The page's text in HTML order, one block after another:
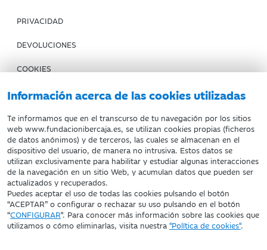
Información acerca de las cookies utilizadas
Te informamos que en el transcurso de tu navegación por los sitios
web www.fundacionibercaja.es, se utilizan cookies propias (ficheros
de datos anónimos) y de terceros, las cuales se almacenan en el
dispositivo del usuario, de manera no intrusiva. Estos datos se
utilizan exclusivamente para habilitar y estudiar algunas interacciones
de la navegación en un sitio Web, y acumulan datos que pueden ser
actualizados y recuperados.
Puedes aceptar el uso de todas las cookies pulsando el botón
“ACEPTAR” o configurar o rechazar su uso pulsando en el botón
“CONFIGURAR". Para conocer más información sobre las cookies que
utilizamos o cómo eliminarlas, visita nuestra "Política de cookies".
PRIVACIDAD
DEVOLUCIONES
COOKIES
CONDICIONES DE COMPRA
IBERCAJA BANCO
Fundación Bancaria Ibercaja. C.I.F. G-50000652.
Inscrita en el Registro de Fundaciones del Mº de Educación,
Cultura y Deporte con el nº 1689.
Domicilio social: Joaquín Costa, 13. 50001 Zaragoza.